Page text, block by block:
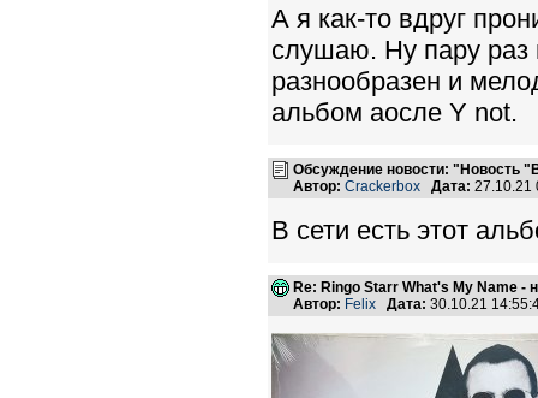
А я как-то вдруг
слушаю. Ну пару раз
разнообразен и
альбом аосле Y not.
Обсуждение новости: "Новость
Автор: Crackerbox Дата:
В сети есть этот
Re: Ringo Starr What's My Name
Автор: Felix Дата: 30.10.21